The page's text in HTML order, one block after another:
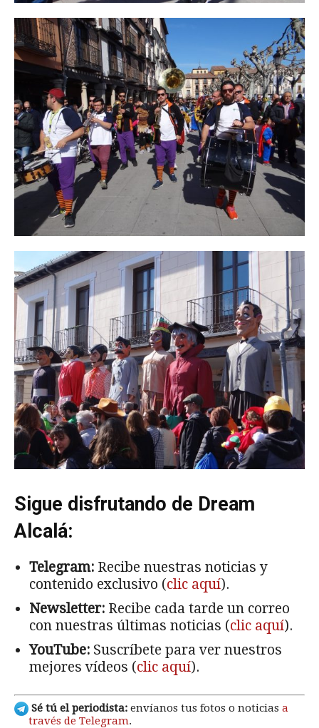
Sigue disfrutando de Dream
Alcalá:
Telegram: Recibe nuestras noticias y
contenido exclusivo (clic aquí).
Newsletter: Recibe cada tarde un correo
con nuestras últimas noticias (clic aquí).
YouTube: Suscríbete para ver nuestros
mejores vídeos (clic aquí).
Sé tú el periodista: envíanos tus fotos o noticias a
través de Telegram.